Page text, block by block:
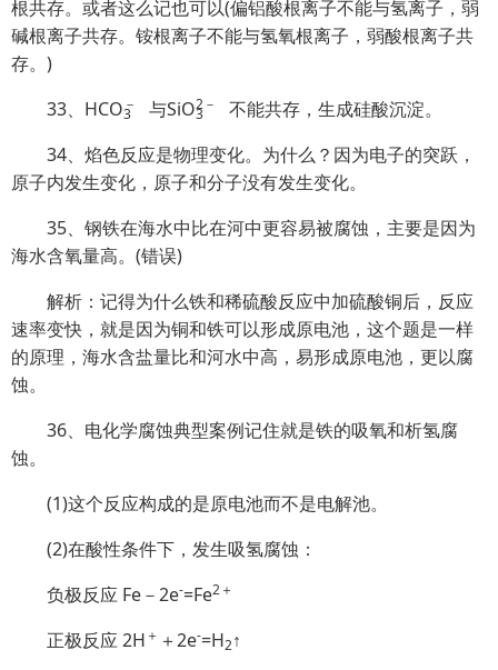
根共存。或者这么记也可以(偏铝酸根离子不能与氢离子，弱
碱根离子共存。铵根离子不能与氢氧根离子，弱酸根离子共
存。)
33、HCO3
－ 与SiO3
2－
不能共存，生成硅酸沉淀。
34、焰色反应是物理变化。为什么？因为电子的突跃，
原子内发生变化，原子和分子没有发生变化。
35、钢铁在海水中比在河中更容易被腐蚀，主要是因为
海水含氧量高。(错误)
解析：记得为什么铁和稀硫酸反应中加硫酸铜后，反应
速率变快，就是因为铜和铁可以形成原电池，这个题是一样
的原理，海水含盐量比和河水中高，易形成原电池，更以腐
蚀。
36、电化学腐蚀典型案例记住就是铁的吸氧和析氢腐
蚀。
(1)这个反应构成的是原电池而不是电解池。
(2)在酸性条件下，发生吸氢腐蚀：
负极反应 Fe－2e-=Fe2＋
正极反应 2H ＋ ＋2e-=H2↑